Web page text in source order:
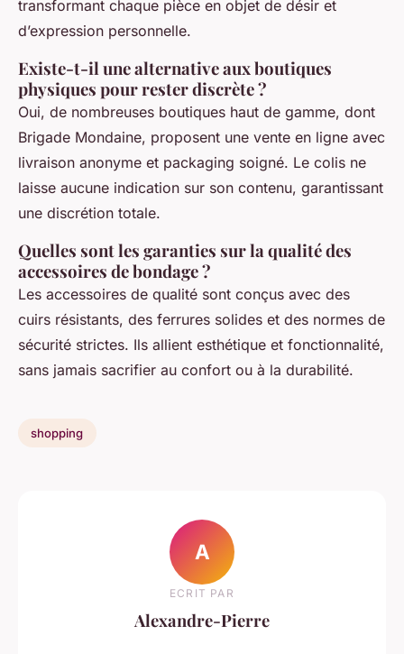
transformant chaque pièce en objet de désir et
d’expression personnelle.
Existe-t-il une alternative aux boutiques
physiques pour rester discrète ?
Oui, de nombreuses boutiques haut de gamme, dont
Brigade Mondaine, proposent une vente en ligne avec
livraison anonyme et packaging soigné. Le colis ne
laisse aucune indication sur son contenu, garantissant
une discrétion totale.
Quelles sont les garanties sur la qualité des
accessoires de bondage ?
Les accessoires de qualité sont conçus avec des
cuirs résistants, des ferrures solides et des normes de
sécurité strictes. Ils allient esthétique et fonctionnalité,
sans jamais sacrifier au confort ou à la durabilité.
shopping
A
ECRIT PAR
Alexandre-Pierre